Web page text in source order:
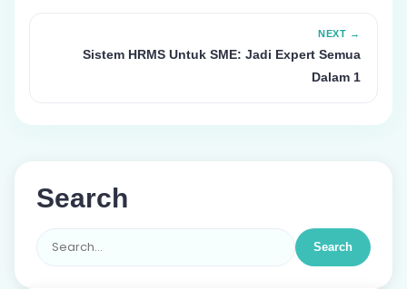
NEXT →
Sistem HRMS Untuk SME: Jadi Expert Semua
Dalam 1
Search
Search